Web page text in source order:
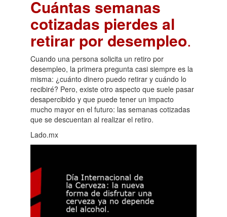
Cuántas semanas
cotizadas pierdes al
retirar por desempleo.
Cuando una persona solicita un retiro por
desempleo, la primera pregunta casi siempre es la
misma: ¿cuánto dinero puedo retirar y cuándo lo
recibiré? Pero, existe otro aspecto que suele pasar
desapercibido y que puede tener un impacto
mucho mayor en el futuro: las semanas cotizadas
que se descuentan al realizar el retiro.
Lado.mx